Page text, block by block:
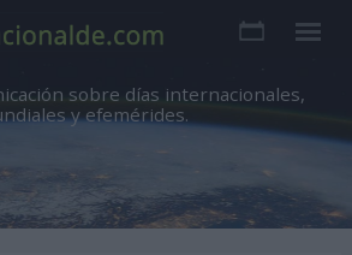
sobre días internacionales,
y efemérides.